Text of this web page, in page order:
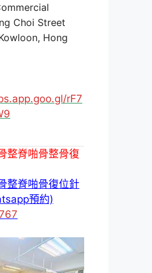
Choi Street
Hong
rF7
整脊啪骨整骨復
整脊啪骨復位針
預約)